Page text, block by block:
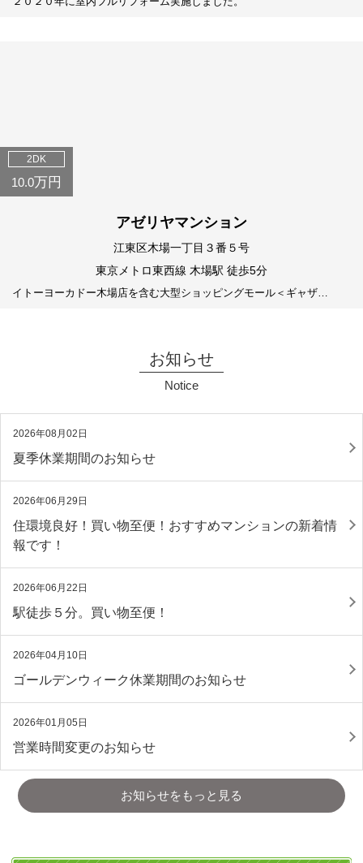
2DK
10.0万円
アゼリヤマンション
江東区木場一丁目３番５号
東京メトロ東西線 木場駅 徒歩5分
イトーヨーカドー木場店を含む大型ショッピングモール＜ギャザ…
お知らせ
Notice
2026年08月02日
夏季休業期間のお知らせ
2026年06月29日
住環境良好！買い物至便！おすすめマンションの新着情
報です！
2026年06月22日
駅徒歩５分。買い物至便！
2026年04月10日
ゴールデンウィーク休業期間のお知らせ
2026年01月05日
営業時間変更のお知らせ
お知らせをもっと見る